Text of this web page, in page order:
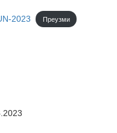
2023 Преузми